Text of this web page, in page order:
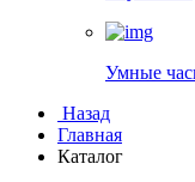
Умные
Назад
Главная
Каталог